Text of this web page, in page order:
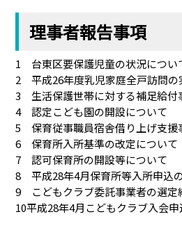
理事者報告事項
1 台東区要保護児童の状況につい
2 平成26年度乳児家庭全戸訪問の
3 生活保護世帯に対する補足給付
4 認定こども園の開設について
5 保育従事職員宿舎借り上げ支援
6 保育所入所基準の改定について
7 認可保育所の開設等について
8 平成28年4月保育所等入所申込
9 こどもクラブ委託事業者の選定
10平成28年4月こどもクラブ入会